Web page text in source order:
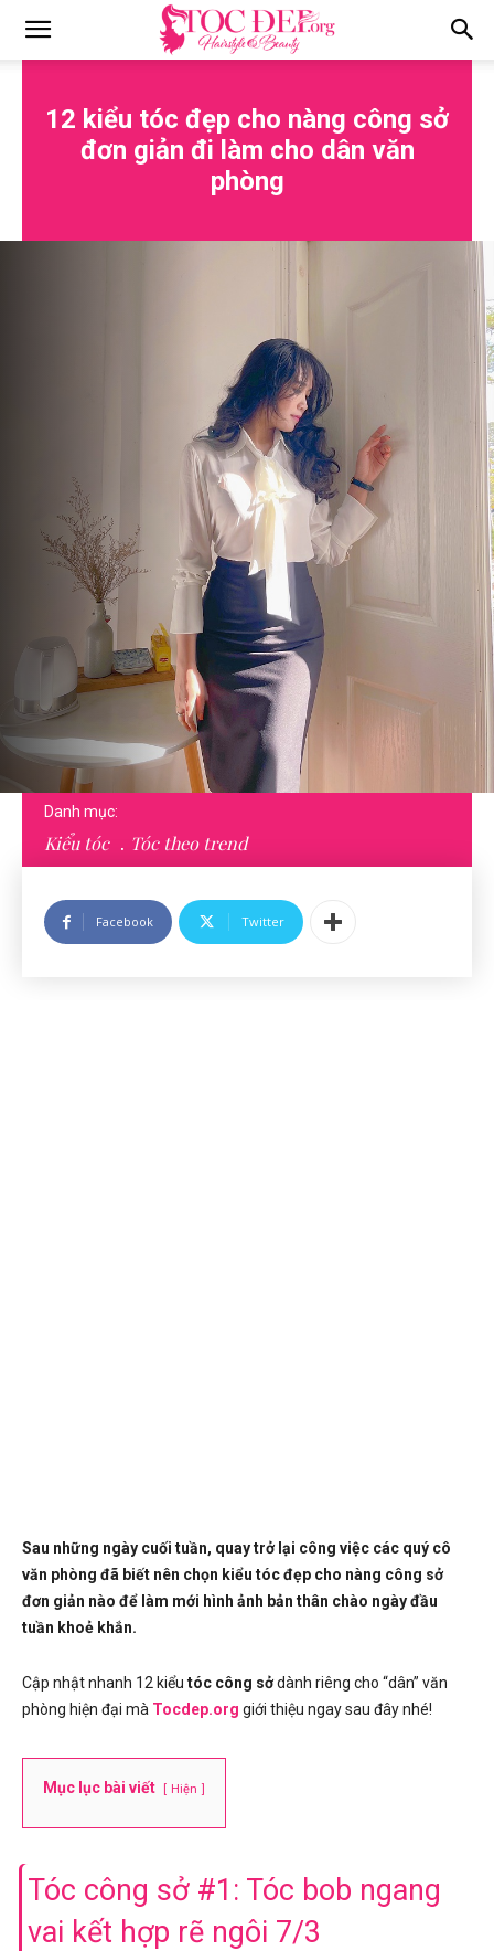
12 kiểu tóc đẹp cho nàng công sở
đơn giản đi làm cho dân văn
phòng
Danh mục:
Kiểu tóc Tóc theo trend
Facebook Twitter
Sau những ngày cuối tuần, quay trở lại công việc các quý cô
văn phòng đã biết nên chọn kiểu tóc đẹp cho nàng công sở
đơn giản nào để làm mới hình ảnh bản thân chào ngày đầu
tuần khoẻ khắn.
Cập nhật nhanh 12 kiểu tóc công sởdành riêng cho “dân” văn
phòng hiện đại mà Tocdep.org giới thiệu ngay sau đây nhé!
Mục lục bài viết Hiện
Tóc công sở #1: Tóc bob ngang
vai kết hợp rẽ ngôi 7/3